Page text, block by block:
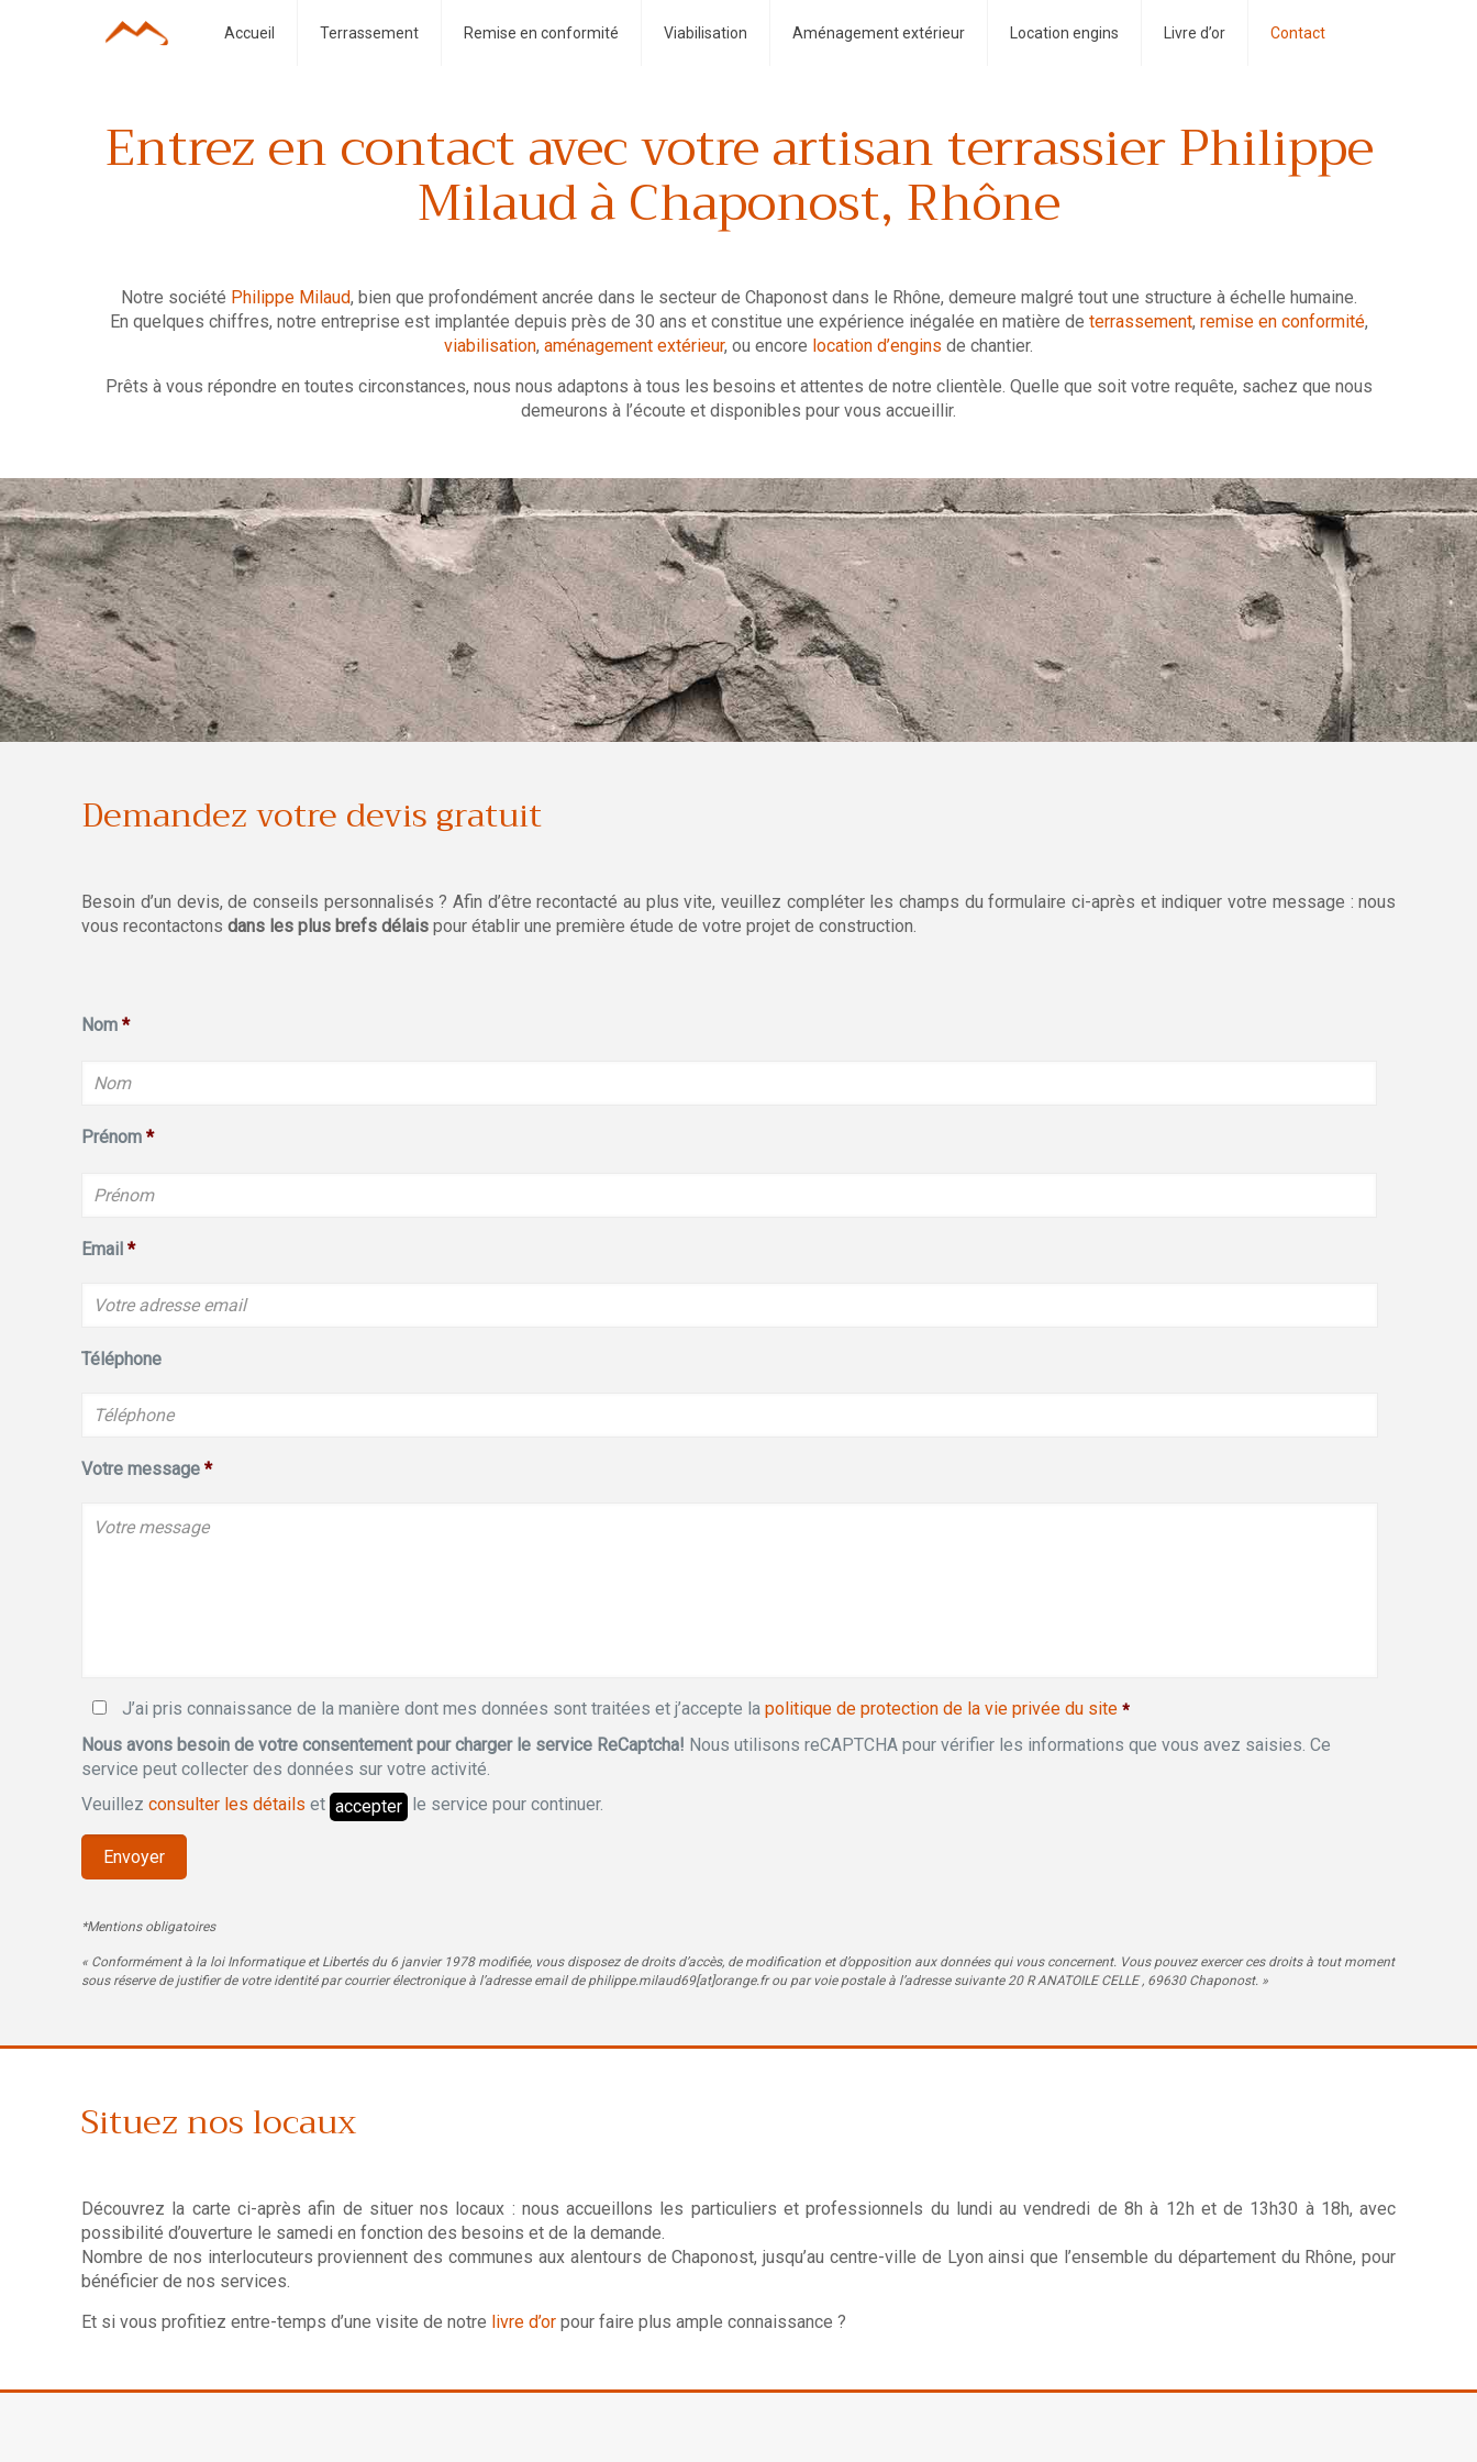
Accueil Terrassement Remise en conformité Viabilisation Aménagement extérieur Location engins Livre d’or Contact
Entrez en contact avec votre artisan terrassier Philippe
Milaud à Chaponost, Rhône
Notre société Philippe Milaud, bien que profondément ancrée dans le secteur de Chaponost dans le Rhône, demeure malgré tout une structure à échelle humaine.
En quelques chiffres, notre entreprise est implantée depuis près de 30 ans et constitue une expérience inégalée en matière de terrassement, remise en conformité,
viabilisation, aménagement extérieur, ou encore location d’engins de chantier.
Prêts à vous répondre en toutes circonstances, nous nous adaptons à tous les besoins et attentes de notre clientèle. Quelle que soit votre requête, sachez que nous
demeurons à l’écoute et disponibles pour vous accueillir.
Demandez votre devis gratuit
Besoin d’un devis, de conseils personnalisés ? Afin d’être recontacté au plus vite, veuillez compléter les champs du formulaire ci-après et indiquer votre message : nous
vous recontactonsdans les plus brefs délais pour établir une première étude de votre projet de construction.
Nom *
Prénom *
Email *
Téléphone
Votre message *
J’ai pris connaissance de la manière dont mes données sont traitées et j’accepte lapolitique de protection de la vie privée du site *
Nous avons besoin de votre consentement pour charger le service ReCaptcha! Nous utilisons reCAPTCHA pour vérifier les informations que vous avez saisies. Ce
service peut collecter des données sur votre activité.
Veuillezconsulter les détails et accepter le service pour continuer.
*Mentions obligatoires
« Conformément à la loi Informatique et Libertés du 6 janvier 1978 modifiée, vous disposez de droits d’accès, de modification et d’opposition aux données qui vous concernent. Vous pouvez exercer ces droits à tout moment
sous réserve de justifier de votre identité par courrier électronique à l’adresse email de philippe.milaud69[at]orange.fr ou par voie postale à l’adresse suivante 20 R ANATOILE CELLE , 69630 Chaponost. »
Situez nos locaux
Découvrez la carte ci-après afin de situer nos locaux : nous accueillons les particuliers et professionnels du lundi au vendredi de 8h à 12h et de 13h30 à 18h, avec
possibilité d’ouverture le samedi en fonction des besoins et de la demande.
Nombre de nos interlocuteurs proviennent des communes aux alentours de Chaponost, jusqu’au centre-ville de Lyon ainsi que l’ensemble du département du Rhône, pour
bénéficier de nos services.
Et si vous profitiez entre-temps d’une visite de notre livre d’or pour faire plus ample connaissance ?